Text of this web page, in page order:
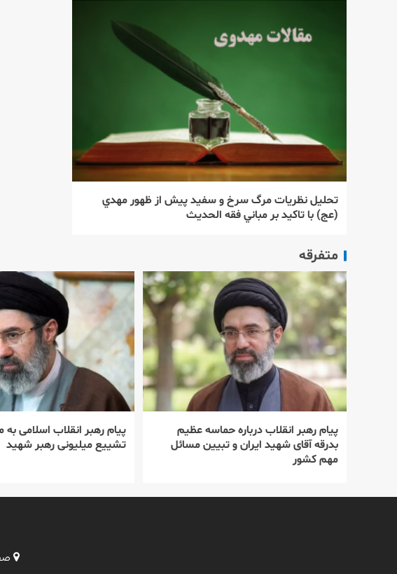
تحليل نظريات مرگ سرخ و سفيد پيش از ظهور مهدي
(عج) با تاكيد بر مباني فقه الحديث
متفرقه
پیام رهبر انقلاب درباره حماسه عظیم
بدرقه آقای شهید ایران و تبیین مسائل
مهم کشور
پیام رهبر انقلاب اسلامی
تشییع میلیونی رهبر شهید